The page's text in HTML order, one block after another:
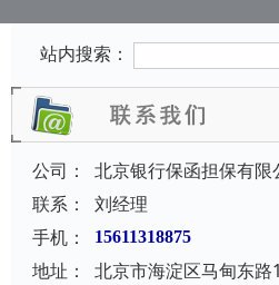
站内搜索：
公司：
北京银行保函担保有限
联系：
刘经理
手机：
15611318875
地址：
北京市海淀区马甸东路